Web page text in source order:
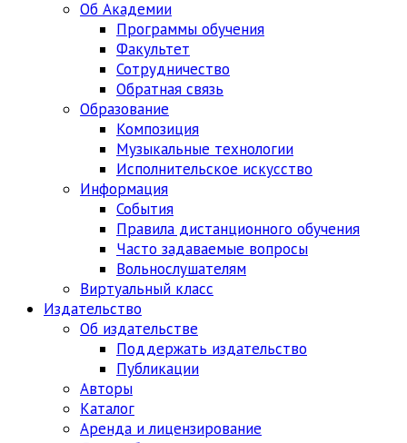
Об Академии
Программы обучения
Факультет
Сотрудничество
Обратная связь
Образование
Композиция
Музыкальные технологии
Исполнительское искусство
Информация
События
Правила дистанционного обучения
Часто задаваемые вопросы
Вольнослушателям
Виртуальный класс
Издательство
Об издательстве
Поддержать издательство
Публикации
Авторы
Каталог
Аренда и лицензирование